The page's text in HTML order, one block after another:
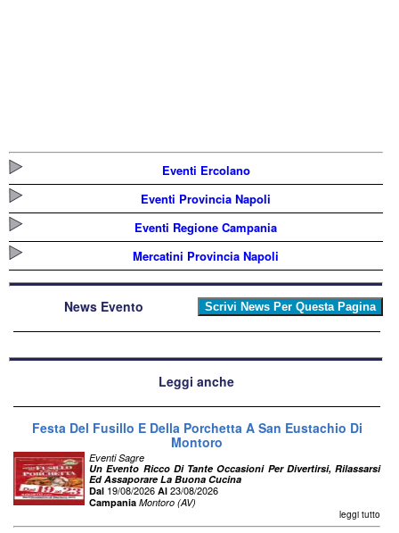
Eventi Ercolano
Eventi Provincia Napoli
Eventi Regione Campania
Mercatini Provincia Napoli
News Evento
Leggi anche
Festa Del Fusillo E Della Porchetta A San Eustachio Di
Montoro
Eventi Sagre
Un Evento Ricco Di Tante Occasioni Per Divertirsi, Rilassarsi
Ed Assaporare La Buona Cucina
Dal 19/08/2026 Al 23/08/2026
Campania Montoro (AV)
leggi tutto